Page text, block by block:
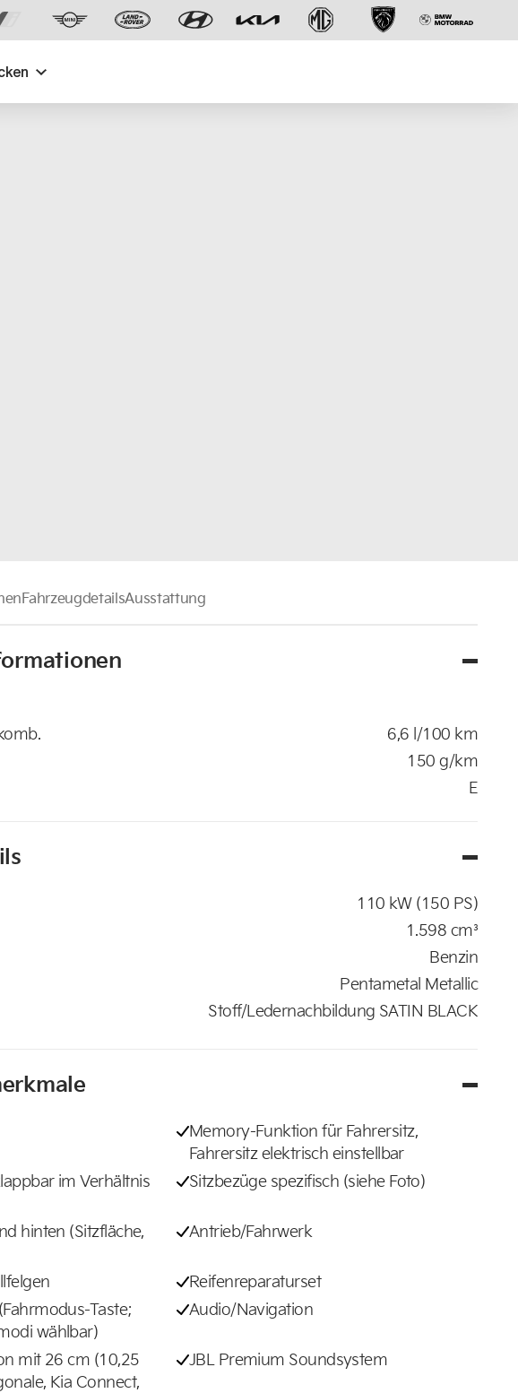
FahrzeugdetailsAusstattung
6,6 l/100 km
150 g/km
E
110 kW (150 PS)
1.598 cm³
Benzin
Pentametal Metallic
Stoff/Ledernachbildung SATIN BLACK
Memory-Funktion für Fahrersitz,
Fahrersitz elektrisch einstellbar
im Verhältnis
Sitzbezüge spezifisch (siehe Foto)
hinten (Sitzfläche,
Antrieb/Fahrwerk
Reifenreparaturset
Taste;
wählbar)
Audio/Navigation
mit 26 cm (10,25
Kia Connect,
JBL Premium Soundsystem